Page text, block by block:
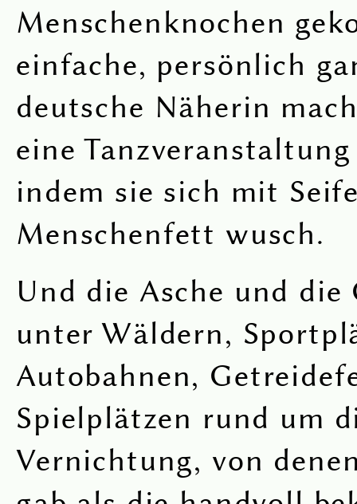
Menschenknochen
einfache, persönlich
deutsche Näherin
eine
indem sie sich mit
Menschenfett wusch.
Und die Asche und die
unter Wäldern,
Autobahnen,
Spielplätzen rund um
Vernichtung, von